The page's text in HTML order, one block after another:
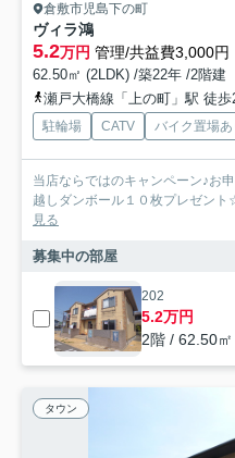
倉敷市児島下の町
ヴィラ鴻
5.2万円 管理/共益費3,000円
62.50㎡ (2LDK) /築22年 /2階建
瀬戸大橋線「上の町」駅 徒歩
駐輪場 CATV バイク置場あ
当店ならではのキャンペーン♪お
越しダンボール１０枚プレゼン
見る
募集中の部屋
202
5.2万円
2階 / 62.50
タウン